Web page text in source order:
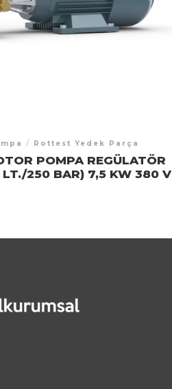
/ Rottest Yedek Parça
POMPA REGÜLATÖR
LT./250 BAR) 7,5 KW 380 V